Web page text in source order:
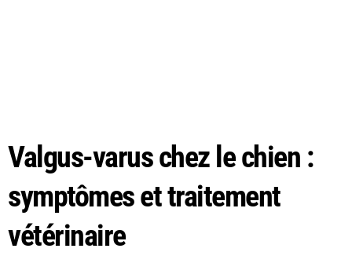
Valgus-varus chez le chien :
symptômes et traitement
vétérinaire